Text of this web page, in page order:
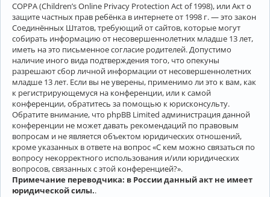
COPPA (Children’s Online Privacy Protection Act of 1998), или Акт о
защите частных прав ребёнка в интернете от 1998 г. — это закон
Соединённых Штатов, требующий от сайтов, которые могут
собирать информацию от несовершеннолетних младше 13 лет,
иметь на это письменное согласие родителей. Допустимо
наличие иного вида подтверждения того, что опекуны
разрешают сбор личной информации от несовершеннолетних
младше 13 лет. Если вы не уверены, применимо ли это к вам, как
к регистрирующемуся на конференции, или к самой
конференции, обратитесь за помощью к юрисконсульту.
Обратите внимание, что phpBB Limited администрация данной
конференции не может давать рекомендаций по правовым
вопросам и не является объектом юридических отношений,
кроме указанных в ответе на вопрос «С кем можно связаться по
вопросу некорректного использования и/или юридических
вопросов, связанных с этой конференцией?».
Примечание переводчика: в России данный акт не имеет
юридической силы..